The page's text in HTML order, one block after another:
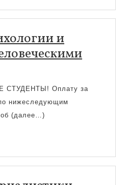
и
СТУДЕНТЫ! Оплату за
нижеследующим
об (далее…)